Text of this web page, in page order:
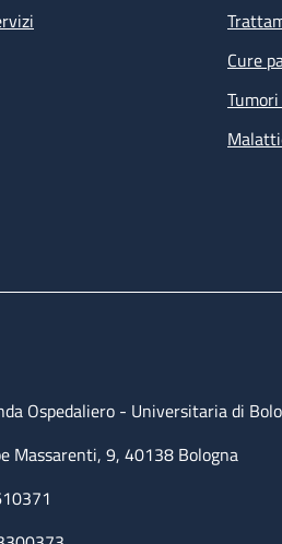
Cure
Ospedaliero - Universitaria di
Massarenti, 9, 40138 Bologna